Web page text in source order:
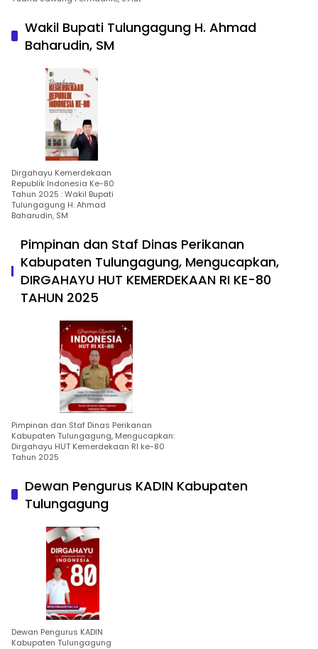
Wakil Bupati Tulungagung H. Ahmad
Baharudin, SM
Dirgahayu Kemerdekaan
Republik Indonesia Ke-80
Tahun 2025 : Wakil Bupati
Tulungagung H. Ahmad
Baharudin, SM
Pimpinan dan Staf Dinas Perikanan
Kabupaten Tulungagung, Mengucapkan,
DIRGAHAYU HUT KEMERDEKAAN RI KE-80
TAHUN 2025
Pimpinan dan Staf Dinas Perikanan
Kabupaten Tulungagung, Mengucapkan:
Dirgahayu HUT Kemerdekaan RI ke-80
Tahun 2025
Dewan Pengurus KADIN Kabupaten
Tulungagung
Dewan Pengurus KADIN
Kabupaten Tulungagung